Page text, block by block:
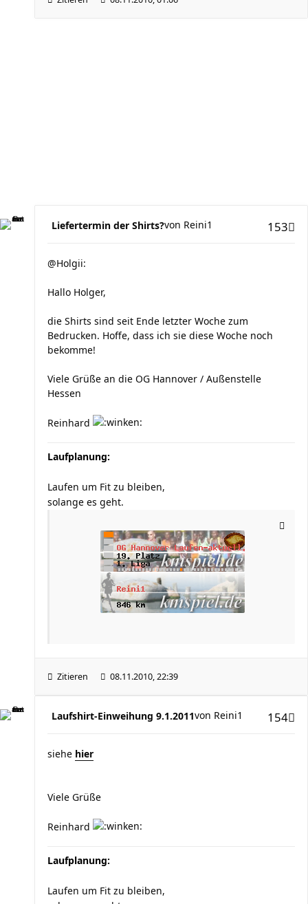
Liefertermin der Shirts? 153
von Reini1
@Holgii:
Hallo Holger,
die Shirts sind seit Ende letzter Woche zum
Bedrucken. Hoffe, dass ich sie diese Woche noch
bekomme!
Viele Grüße an die OG Hannover / Außenstelle
Hessen
Reinhard
Laufplanung:
Laufen um Fit zu bleiben,
solange es geht.
Zitieren 08.11.2010, 22:39
Laufshirt-Einweihung 9.1.2011 154
von Reini1
siehe hier
Viele Grüße
Reinhard
Laufplanung:
Laufen um Fit zu bleiben,